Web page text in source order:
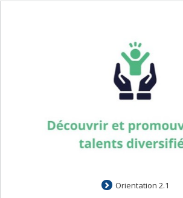
Orientation 2.1